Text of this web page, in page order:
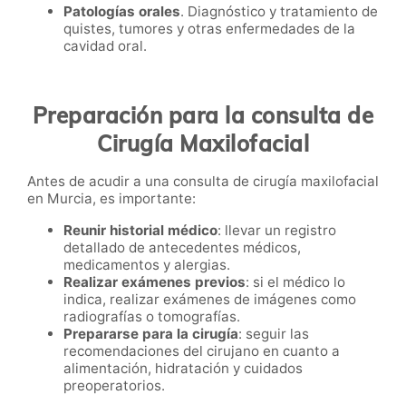
Patologías orales. Diagnóstico y tratamiento de
quistes, tumores y otras enfermedades de la
cavidad oral.
Preparación para la consulta de
Cirugía Maxilofacial
Antes de acudir a una consulta de cirugía maxilofacial
en Murcia, es importante:
Reunir historial médico: llevar un registro
detallado de antecedentes médicos,
medicamentos y alergias.
Realizar exámenes previos: si el médico lo
indica, realizar exámenes de imágenes como
radiografías o tomografías.
Prepararse para la cirugía: seguir las
recomendaciones del cirujano en cuanto a
alimentación, hidratación y cuidados
preoperatorios.